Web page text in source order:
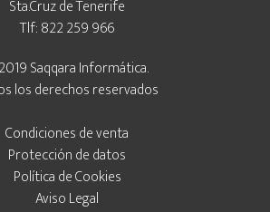
Sta.Cruz de Tenerife
Tlf: 822 259 966
Saqqara Informática.
los derechos reservados
Condiciones de venta
Protección de datos
Política de Cookies
Aviso Legal